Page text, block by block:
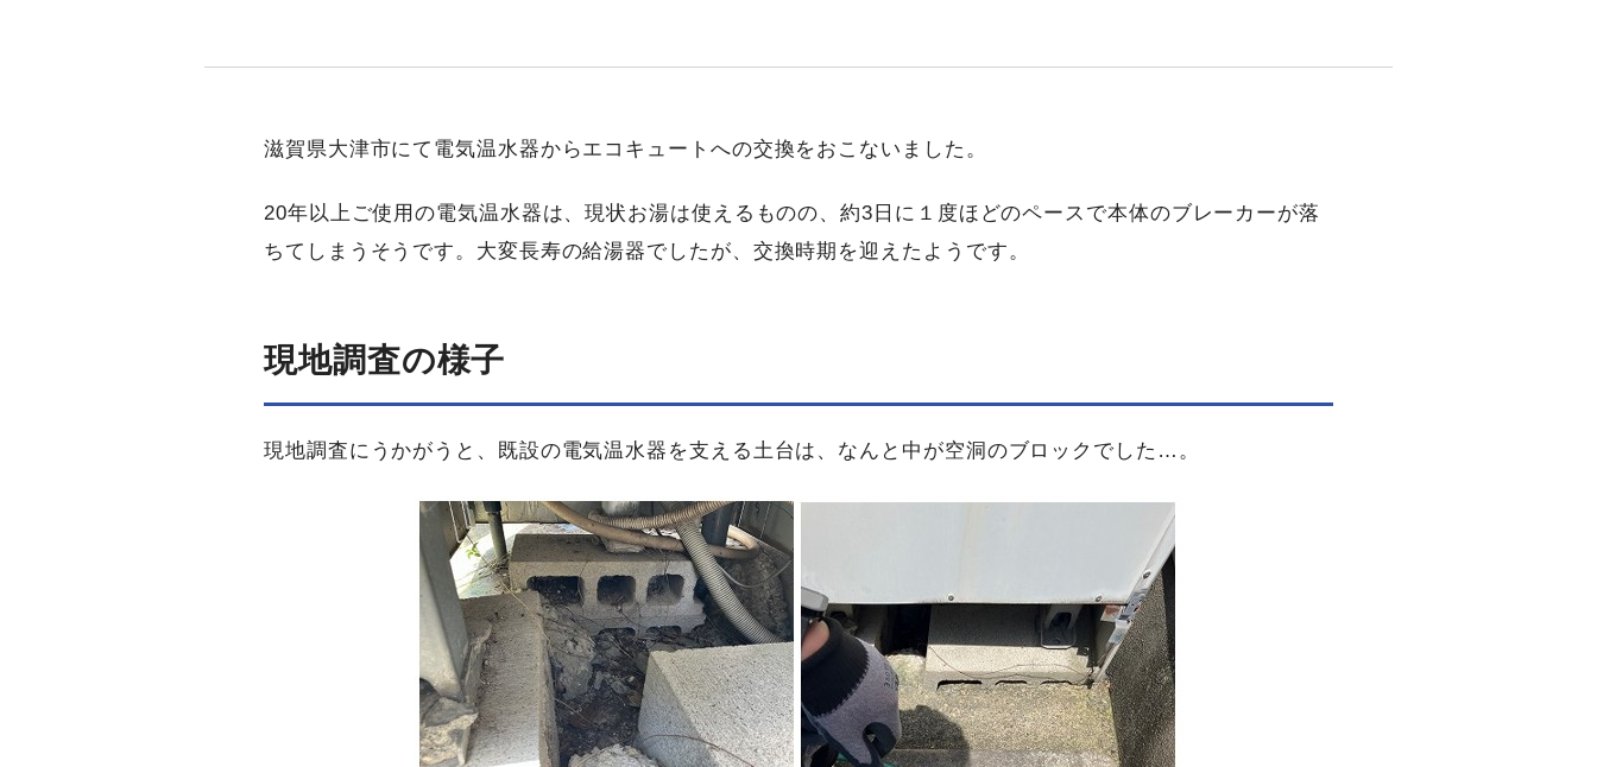
滋賀県大津市にて電気温水器からエコキュートへの交換をおこないました。
20年以上ご使用の電気温水器は、現状お湯は使えるものの、約3日に１度ほどのペースで本体のブレーカーが落
ちてしまうそうです。大変長寿の給湯器でしたが、交換時期を迎えたようです。
現地調査の​様子
現地調査にうかがうと、既設の電気温水器を支える土台は、なんと中が空洞のブロックでした…。